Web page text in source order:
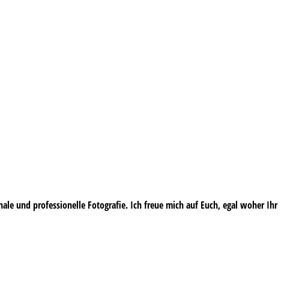
und professionelle Fotografie. Ich freue mich auf Euch, egal woher Ihr